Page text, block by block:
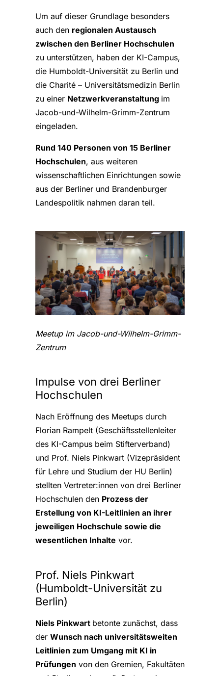
Um auf dieser Grundlage besonders
auch den regionalen Austausch
zwischen den Berliner Hochschulen
zu unterstützen, haben der KI-Campus,
die Humboldt-Universität zu Berlin und
die Charité – Universitätsmedizin Berlin
zu einer Netzwerkveranstaltung im
Jacob-und-Wilhelm-Grimm-Zentrum
eingeladen.
Rund 140 Personen von 15 Berliner
Hochschulen, aus weiteren
wissenschaftlichen Einrichtungen sowie
aus der Berliner und Brandenburger
Landespolitik nahmen daran teil.
Meetup im Jacob-und-Wilhelm-Grimm-
Zentrum
Impulse von drei Berliner
Hochschulen
Nach Eröffnung des Meetups durch
Florian Rampelt (Geschäftsstellenleiter
des KI-Campus beim Stifterverband)
und Prof. Niels Pinkwart (Vizepräsident
für Lehre und Studium der HU Berlin)
stellten Vertreter:innen von drei Berliner
Hochschulen den Prozess der
Erstellung von KI-Leitlinien an ihrer
jeweiligen Hochschule sowie die
wesentlichen Inhalte vor.
Prof. Niels Pinkwart
(Humboldt-Universität zu
Berlin)
Niels Pinkwart betonte zunächst, dass
der Wunsch nach universitätsweiten
Leitlinien zum Umgang mit KI in
Prüfungen von den Gremien, Fakultäten